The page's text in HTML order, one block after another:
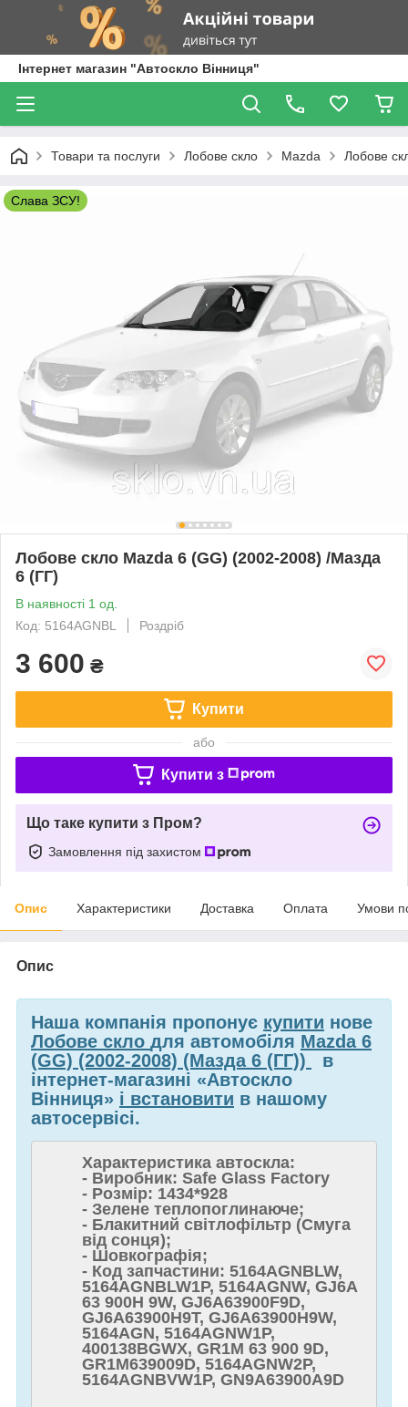
Інтернет магазин "Автоскло Вінниця"
Товари та послуги Лобове скло Mazda Лобове
Слава ЗСУ!
Лобове скло Mazda 6 (GG) (2002-2008) /Мазда
6 (ГГ)
В наявності 1 од.
Код: 5164AGNBL
Роздріб
3 600 ₴
Купити
або
Купити з
Що таке купити з Пром?
Замовлення під захистом
Опис Характеристики Доставка Оплата Умови
Опис
Наша компанія пропонує купити нове
Лобове скло для автомобіля Mazda 6
(GG) (2002-2008) (Мазда 6 (ГГ))
в
інтернет-магазині «Автоскло
Вінниця» і встановити в нашому
автосервісі.
Характеристика автоскла:
- Виробник: Safe Glass Factory
- Розмір: 1434*928
- Зелене теплопоглинаюче;
- Блакитний світлофільтр (Смуга
від сонця);
- Шовкографія;
- Код запчастини: 5164AGNBLW,
5164AGNBLW1P, 5164AGNW, GJ6A
63 900H 9W, GJ6A63900F9D,
GJ6A63900H9T, GJ6A63900H9W,
5164AGN, 5164AGNW1P,
400138BGWX, GR1M 63 900 9D,
GR1M639009D, 5164AGNW2P,
5164AGNBVW1P, GN9A63900A9D